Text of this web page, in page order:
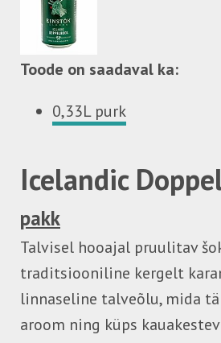
Toode on saadaval ka:
0,33L purk
Icelandic
pakk
Talvisel hooajal pruulitav
traditsiooniline kergelt
linnaseline talveõlu, mida
aroom ning küps